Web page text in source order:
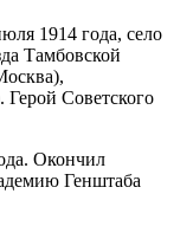
1914 года, село
Тамбовской
Герой Советского
Окончил
Генштаба